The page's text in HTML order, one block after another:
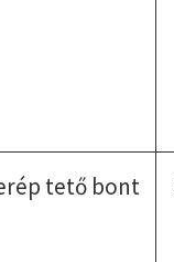
tető bont